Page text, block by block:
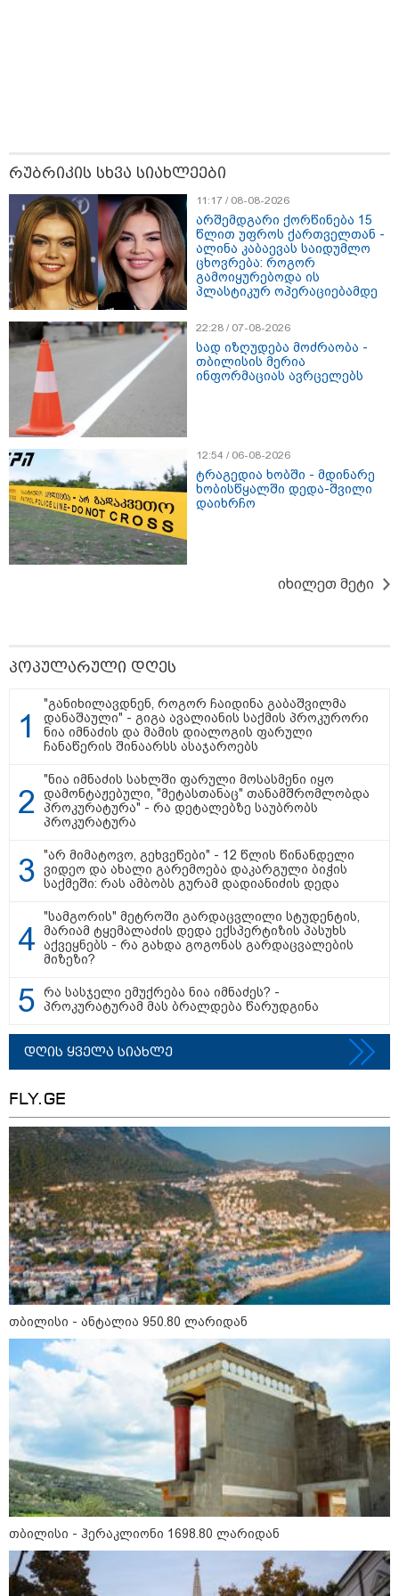
15:42 / 07-08-2026
"საიდან იცის, მან სინამდვილეში რა
ხდებოდა... აფხაზეთის ომში თუ არ
ვცდები სამჯერ არის ნამყოფი, არც
ერთხელ 10 დღეს არ ცდებოდა" - გია
ყარყარაშვილი გიორგი ბარამიძის
განცხადებაზე
10:58 / 06-08-2026
"დადგება დრო და თქვენი
შეცდომა არის დანაშაულის
ტოლფასი" - ეკა კუპატაძე ნანუკა
ჟორჟოლიანს
09:33 / 05-08-2026
"მამის მიერ ცოტნესთვის
თვითნებურად ცხოვრობს
ადამიანი, რომელიც ზვიადის
ანდერძში ერთი სიტყვითაც კი
არ არის მოხსენიებული" - ანა
დავუბრუნეთ" - ქართველი
მიგრანტი, მათ შორის, ორსული
გოგონა გადაარჩინა
12:20 / 04-08-2026
"როცა კანონიკიდან
გამომდინარე, მართებულად
მიგვაჩნია, რომ ადამიანის
გასვენება ტაძრიდან არ მოხდეს,
რომ შფოთვა არ დაიბადოს" -
დედა სიდონია
კატეგორიის ყველა სიახლე
მსოფლიო სასიცოცხლოდ
გადასახადს აძვირებს
„ფასები 2-3 წელში გაორმაგდება“
- ლოკაციები თბილისის
შემოგარენში, სადაც შესაძლოა,
მიწები გაძვირდეს
სამართალი
რუბრიკის სხვა სიახლეები
11:17 / 08-08-2026
არშემდგარი ქორწინება 15
წლით უფროს ქართველთან -
ალინა კაბაევას საიდუმლო
ცხოვრება: როგორ
გამოიყურებოდა ის
პლასტიკურ ოპერაციებამდე
22:28 / 07-08-2026
სად იზღუდება მოძრაობა -
თბილისის მერია
ინფორმაციას ავრცელებს
12:54 / 06-08-2026
ტრაგედია ხობში - მდინარე
ხობისწყალში დედა-შვილი
დაიხრჩო
იხილეთ მეტი
პოპულარული დღეს
"განიხილავდნენ, როგორ ჩაიდინა გაბაშვილმა
დანაშაული" - გიგა ავალიანის საქმის პროკურორი
ნია იმნაძის და მამის დიალოგის ფარული
ჩანაწერის შინაარსს ასაჯაროებს
"ნია იმნაძის სახლში ფარული მოსასმენი იყო
დამონტაჟებული, "მეტასთანაც" თანამშრომლობდა
პროკურატურა" - რა დეტალებზე საუბრობს
პროკურატურა
"არ მიმატოვო, გეხვეწები" - 12 წლის წინანდელი
ვიდეო და ახალი გარემოება დაკარგული ბიჭის
საქმეში: რას ამბობს გურამ დადიანიძის დედა
"სამგორის" მეტროში გარდაცვლილი სტუდენტის,
მარიამ ტყემალაძის დედა ექსპერტიზის პასუხს
აქვეყნებს - რა გახდა გოგონას გარდაცვალების
მიზეზი?
რა სასჯელი ემუქრება ნია იმნაძეს? -
პროკურატურამ მას ბრალდება წარუდგინა
დღის ყველა სიახლე
FLY.GE
თბილისი - ანტალია 950.80 ლარიდან
თბილისი - ჰერაკლიონი 1698.80 ლარიდან